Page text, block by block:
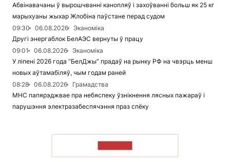
Абвінавачаны ў вырошчванні канопляў і захоўванні больш як 25 кг
марыхуаны жыхар Жлобіна паўстане перад судом
09:30
06.08.2026
Эканоміка
Другі энергаблок БелАЭС вернуты ў працу
09:01
06.08.2026
Эканоміка
У ліпені 2026 года “БелДжы” прадаў на рынку РФ на чвэрць менш
новых аўтамабіляў, чым годам раней
08:28
06.08.2026
Грамадства
МНС папярэджвае пра небяспеку ўзнікнення лясных пажараў і
парушэння электразабеспячэння праз спёку